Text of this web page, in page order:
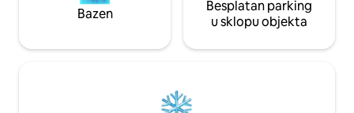
Bazen
Besplatan parking
u sklopu objekta